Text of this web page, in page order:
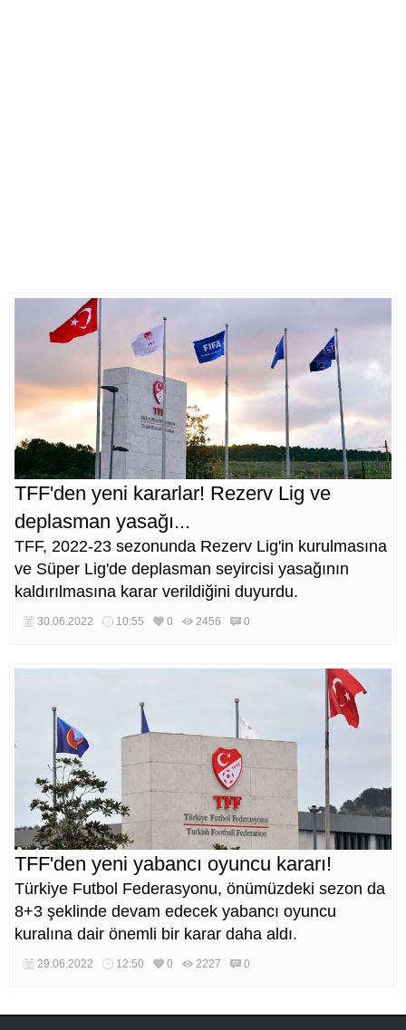
TFF'den yeni kararlar! Rezerv Lig ve
deplasman yasağı...
TFF, 2022-23 sezonunda Rezerv Lig'in kurulmasına
ve Süper Lig'de deplasman seyircisi yasağının
kaldırılmasına karar verildiğini duyurdu.
30.06.2022 10:55 0 2456 0
TFF'den yeni yabancı oyuncu kararı!
Türkiye Futbol Federasyonu, önümüzdeki sezon da
8+3 şeklinde devam edecek yabancı oyuncu
kuralına dair önemli bir karar daha aldı.
29.06.2022 12:50 0 2227 0